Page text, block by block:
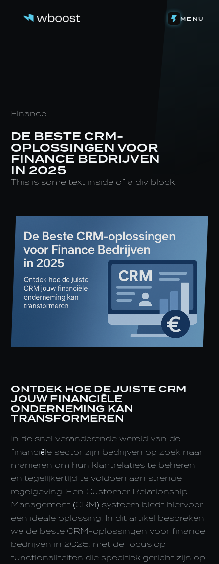
MENU
Finance
DE BESTE CRM-
OPLOSSINGEN VOOR
FINANCE BEDRIJVEN
IN 2025
This is some text inside of a div block.
ONTDEK HOE DE JUISTE CRM
JOUW FINANCIËLE
ONDERNEMING KAN
TRANSFORMEREN
In de snel veranderende wereld van de
financiële sector zijn bedrijven op zoek naar
manieren om hun klantrelaties te beheren
en tegelijkertijd te voldoen aan strenge
regelgeving. Een Customer Relationship
Management (CRM) systeem biedt hiervoor
een ideale oplossing. In dit artikel bespreken
we de beste CRM-oplossingen voor finance
bedrijven in 2025, met de focus op
functionaliteiten die specifiek gericht zijn op